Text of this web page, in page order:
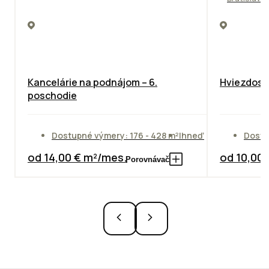
Kancelárie na podnájom – 6.
poschodie
Dostupné výmery: 176 - 428 m²Ihneď
od 14,00 € m²/mes.Porovnávač od 10,00